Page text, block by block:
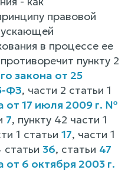
правовой
в процессе ее
пункту 2
закона от 25
ФЗ, части 2 статьи 1
от 17 июля 2009 г. №
7, пункту 42 части 1
1 статьи 17, части 1
статьи 36, статьи 47
6 октября 2003 г.